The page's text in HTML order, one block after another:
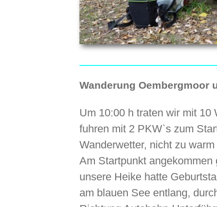
Wanderung Oembergmoor
Um 10:00 h traten wir mit 10
fuhren mit 2 PKW`s zum
Wanderwetter, nicht zu
Am Startpunkt
unsere Heike hatte
am blauen See entlang,